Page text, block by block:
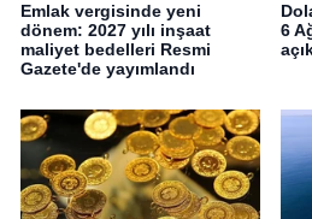
Emlak vergisinde yeni
dönem: 2027 yılı inşaat
maliyet bedelleri Resmi
Gazete'de yayımlandı
6